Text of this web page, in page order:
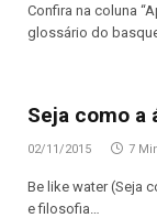
Confira na coluna
glossário do
Seja como a
02/11/2015 7
Be like water (Seja
e filosofia…